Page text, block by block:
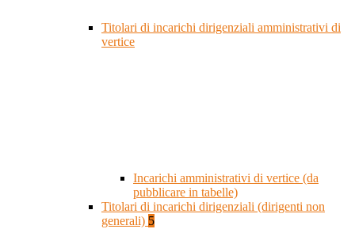
Titolari di incarichi dirigenziali amministrativi di
vertice
Incarichi amministrativi di vertice (da
pubblicare in tabelle)
Titolari di incarichi dirigenziali (dirigenti non
generali) 5